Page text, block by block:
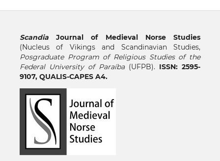
ScandiaJournal of Medieval Norse Studies
(Nucleus of Vikings and Scandinavian Studies,
Posgraduate Program of Religious Studies of the
Federal University of Paraíba(UFPB). ISSN: 2595-
9107, QUALIS-CAPES A4.